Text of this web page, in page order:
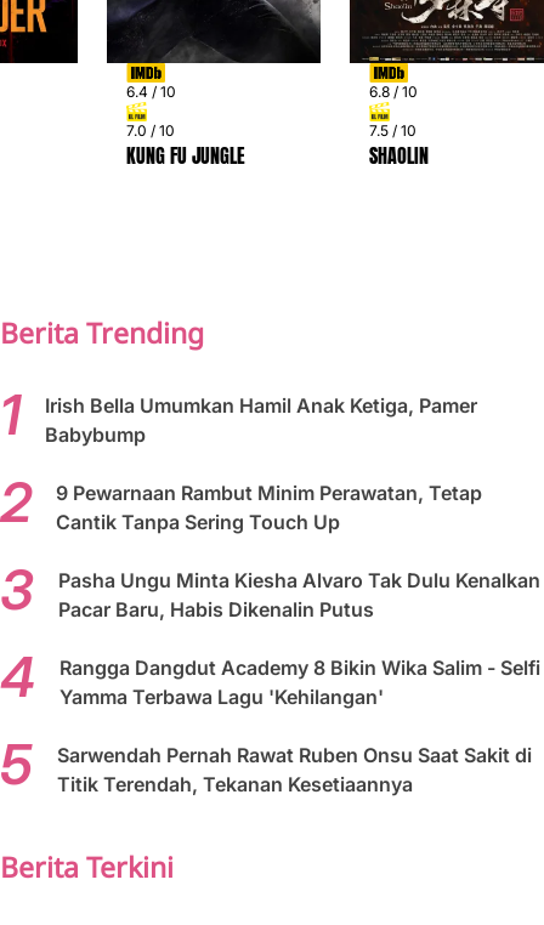
6.4 / 10
7.0 / 10
KUNG FU JUNGLE
6.8 / 10
7.5 / 10
SHAOLIN
Berita Trending
Irish Bella Umumkan Hamil Anak Ketiga, Pamer
Babybump
9 Pewarnaan Rambut Minim Perawatan, Tetap
Cantik Tanpa Sering Touch Up
Pasha Ungu Minta Kiesha Alvaro Tak Dulu Kenalkan
Pacar Baru, Habis Dikenalin Putus
Rangga Dangdut Academy 8 Bikin Wika Salim - Selfi
Yamma Terbawa Lagu 'Kehilangan'
Sarwendah Pernah Rawat Ruben Onsu Saat Sakit di
Titik Terendah, Tekanan Kesetiaannya
Berita Terkini